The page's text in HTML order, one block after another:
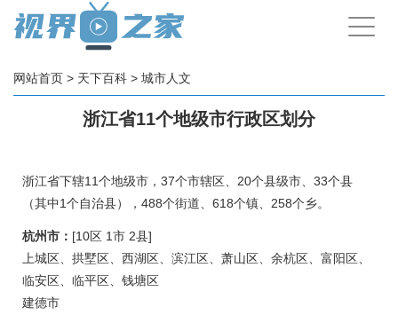
手
机
网站首页 > 天下百科 > 城市人文
浙江省11个地级市行政区划分
浙江省下辖11个地级市，37个市辖区、20个县级市、33个县
（其中1个自治县），488个街道、618个镇、258个乡。
杭州市： [10区 1市 2县]
上城区、拱墅区、西湖区、滨江区、萧山区、余杭区、富阳区、
临安区、临平区、钱塘区
建德市